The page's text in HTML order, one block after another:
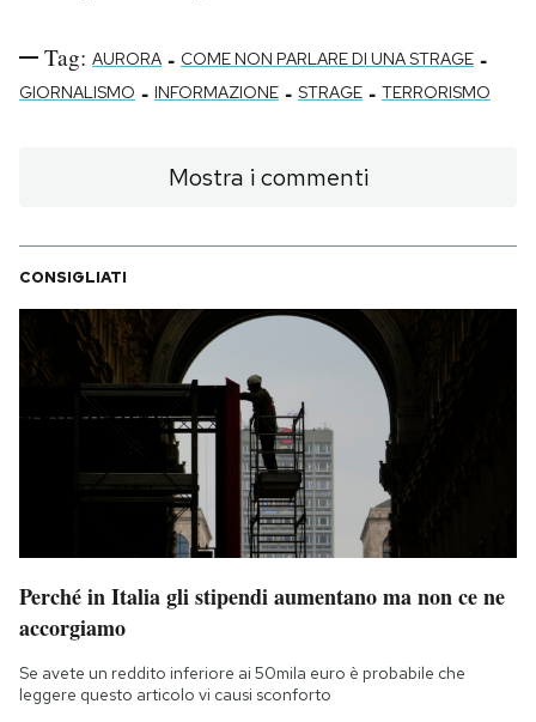
Tag: AURORA - COME NON PARLARE DI UNA STRAGE -
GIORNALISMO - INFORMAZIONE - STRAGE - TERRORISMO
Mostra i commenti
CONSIGLIATI
Perché in Italia gli stipendi aumentano ma non ce ne
accorgiamo
Se avete un reddito inferiore ai 50mila euro è probabile che
leggere questo articolo vi causi sconforto